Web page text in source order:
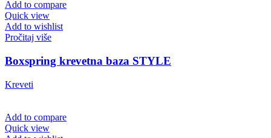
Add to compare
Quick view
Add to wishlist
Pročitaj više
Boxspring krevetna baza STYLE
Kreveti
Add to compare
Quick view